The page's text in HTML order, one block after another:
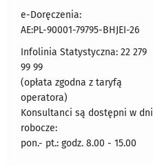
e-Doręczenia:
AE:PL-90001-79795-BHJEI-26
Infolinia Statystyczna: 22 279
99 99
(opłata zgodna z taryfą
operatora)
Konsultanci są dostępni w dni
robocze:
pon.- pt.: godz. 8.00 - 15.00